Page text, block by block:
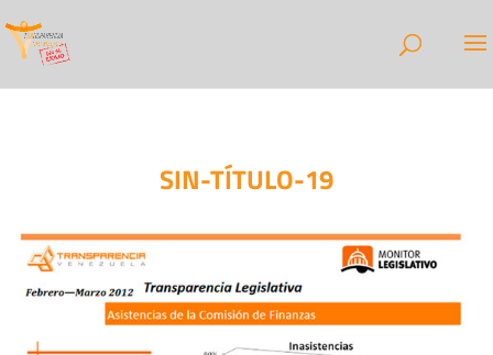
SIN-TÍTULO-19